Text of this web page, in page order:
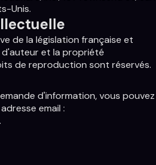
Unis.
de la législation française et
et la propriété
de reproduction sont réservés.
d'information, vous pouvez
email :